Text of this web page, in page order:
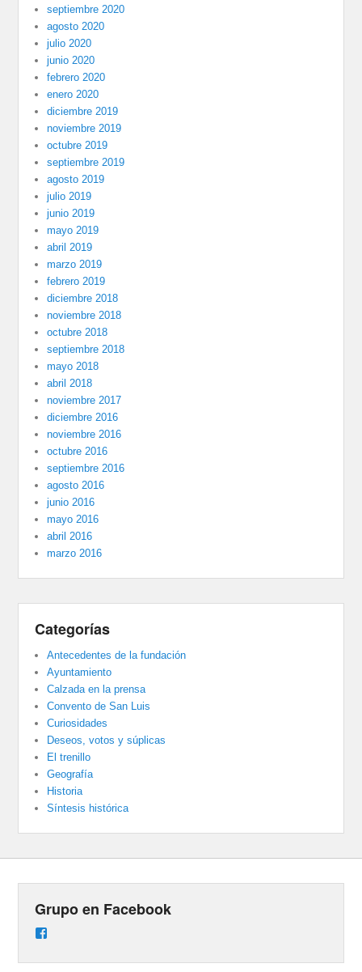
septiembre 2020
agosto 2020
julio 2020
junio 2020
febrero 2020
enero 2020
diciembre 2019
noviembre 2019
octubre 2019
septiembre 2019
agosto 2019
julio 2019
junio 2019
mayo 2019
abril 2019
marzo 2019
febrero 2019
diciembre 2018
noviembre 2018
octubre 2018
septiembre 2018
mayo 2018
abril 2018
noviembre 2017
diciembre 2016
noviembre 2016
octubre 2016
septiembre 2016
agosto 2016
junio 2016
mayo 2016
abril 2016
marzo 2016
Categorías
Antecedentes de la fundación
Ayuntamiento
Calzada en la prensa
Convento de San Luis
Curiosidades
Deseos, votos y súplicas
El trenillo
Geografía
Historia
Síntesis histórica
Grupo en Facebook